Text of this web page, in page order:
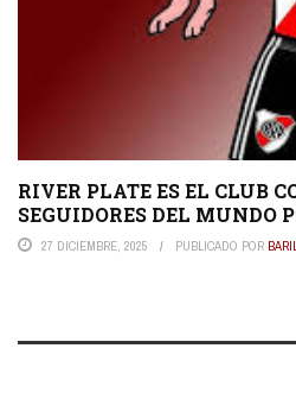
RIVER PLATE ES EL CLUB
SEGUIDORES DEL MUNDO
27 DICIEMBRE, 2025 PUBLICADO POR